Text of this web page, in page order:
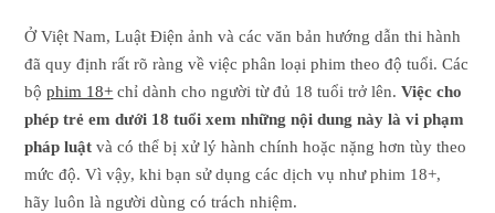
Ở Việt Nam, Luật Điện ảnh và các văn bản hướng dẫn thi hành
đã quy định rất rõ ràng về việc phân loại phim theo độ tuổi. Các
bộphim 18+ chỉ dành cho người từ đủ 18 tuổi trở lên.Việc cho
phép trẻ em dưới 18 tuổi xem những nội dung này là vi phạm
pháp luật và có thể bị xử lý hành chính hoặc nặng hơn tùy theo
mức độ. Vì vậy, khi bạn sử dụng các dịch vụ như phim 18+,
hãy luôn là người dùng có trách nhiệm.